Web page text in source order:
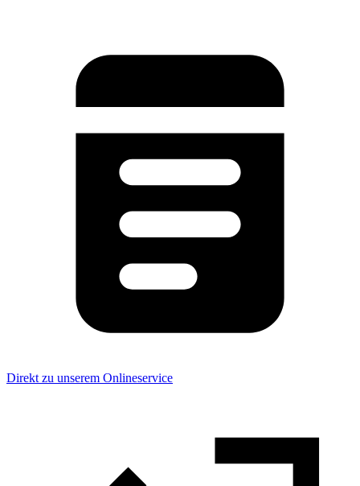
Direkt zu unserem Onlineservice